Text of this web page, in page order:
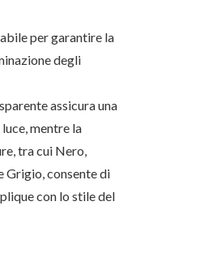
per garantire la
degli
assicura una
mentre la
tra cui Nero,
Grigio, consente di
con lo stile del